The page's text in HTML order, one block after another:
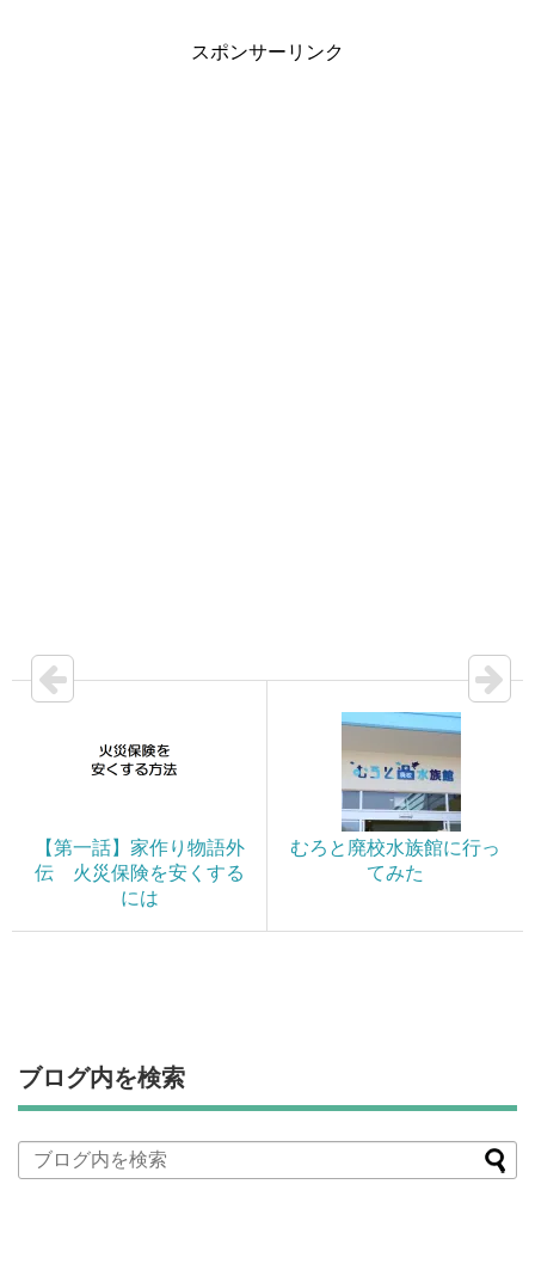
スポンサーリンク
【第一話】家作り物語外
伝 火災保険を安くする
には
むろと廃校水族館に行っ
てみた
ブログ内を検索